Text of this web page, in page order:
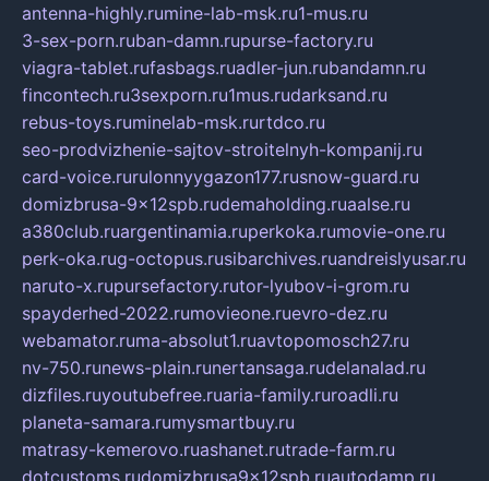
antenna-highly.rumine-lab-msk.ru1-mus.ru
3-sex-porn.ruban-damn.rupurse-factory.ru
viagra-tablet.rufasbags.ruadler-jun.rubandamn.ru
fincontech.ru3sexporn.ru1mus.rudarksand.ru
rebus-toys.ruminelab-msk.rurtdco.ru
seo-prodvizhenie-sajtov-stroitelnyh-kompanij.ru
card-voice.rurulonnyygazon177.rusnow-guard.ru
domizbrusa-9x12spb.rudemaholding.ruaalse.ru
a380club.ruargentinamia.ruperkoka.rumovie-one.ru
perk-oka.rug-octopus.rusibarchives.ruandreislyusar.ru
naruto-x.rupursefactory.rutor-lyubov-i-grom.ru
spayderhed-2022.rumovieone.ruevro-dez.ru
webamator.ruma-absolut1.ruavtopomosch27.ru
nv-750.runews-plain.runertansaga.rudelanalad.ru
dizfiles.ruyoutubefree.ruaria-family.ruroadli.ru
planeta-samara.rumysmartbuy.ru
matrasy-kemerovo.ruashanet.rutrade-farm.ru
dotcustoms.rudomizbrusa9x12spb.ruautodamp.ru